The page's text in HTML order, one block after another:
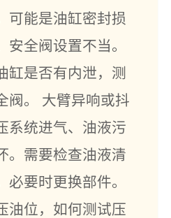
可能是油缸密封损
安全阀设置不当。
缸是否有内泄，测
阀。 大臂异响或抖
系统进气、油液污
。需要检查油液清
必要时更换部件。
油位，如何测试压